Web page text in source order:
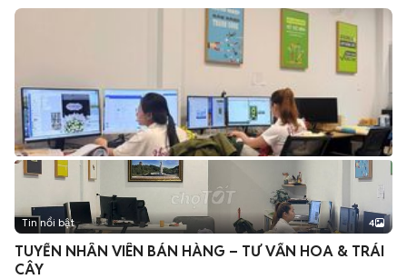
Tin nổi bật 4
TUYỂN NHÂN VIÊN BÁN HÀNG – TƯ VẤN HOA & TRÁI
CÂY